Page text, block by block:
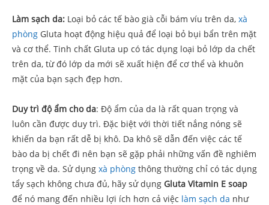
Làm sạch da: Loại bỏ các tế bào già cỗi bám víu trên da, xà
phòng Gluta hoạt động hiệu quả để loại bỏ bụi bẩn trên mặt
và cơ thể. Tinh chất Gluta up có tác dụng loại bỏ lớp da chết
trên da, từ đó lớp da mới sẽ xuất hiện để cơ thể và khuôn
mặt của bạn sạch đẹp hơn.
Duy trì độ ẩm cho da: Độ ẩm của da là rất quan trọng và
luôn cần được duy trì. Đặc biệt với thời tiết nắng nóng sẽ
khiến da bạn rất dễ bị khô. Da khô sẽ dẫn đến việc các tế
bào da bị chết đi nên bạn sẽ gặp phải những vấn đề nghiêm
trọng về da. Sử dụng xà phòng thông thường chỉ có tác dụng
tẩy sạch không chưa đủ, hãy sử dụng Gluta Vitamin E soap
để nó mang đến nhiều lợi ích hơn cả việc làm sạch da như